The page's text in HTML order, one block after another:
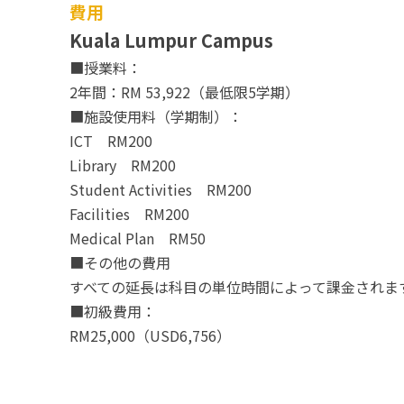
費用
Kuala Lumpur Campus
■授業料：
2年間：RM 53,922（最低限5学期）
■施設使用料（学期制）：
ICT RM200
Library RM200
Student Activities RM200
Facilities RM200
Medical Plan RM50
■その他の費用
すべての延長は科目の単位時間によって課金されま
■初級費用：
RM25,000（USD6,756）